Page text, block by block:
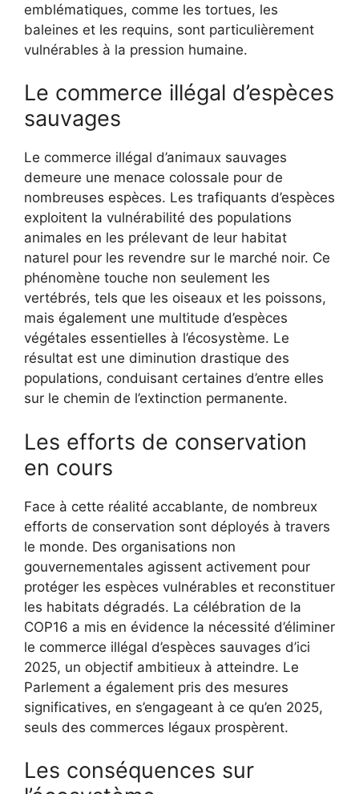
emblématiques, comme les tortues, les
baleines et les requins, sont particulièrement
vulnérables à la pression humaine.
Le commerce illégal d’espèces
sauvages
Le commerce illégal d’animaux sauvages
demeure une menace colossale pour de
nombreuses espèces. Les trafiquants d’espèces
exploitent la vulnérabilité des populations
animales en les prélevant de leur habitat
naturel pour les revendre sur le marché noir. Ce
phénomène touche non seulement les
vertébrés, tels que les oiseaux et les poissons,
mais également une multitude d’espèces
végétales essentielles à l’écosystème. Le
résultat est une diminution drastique des
populations, conduisant certaines d’entre elles
sur le chemin de l’extinction permanente.
Les efforts de conservation
en cours
Face à cette réalité accablante, de nombreux
efforts de conservation sont déployés à travers
le monde. Des organisations non
gouvernementales agissent activement pour
protéger les espèces vulnérables et reconstituer
les habitats dégradés. La célébration de la
COP16 a mis en évidence la nécessité d’éliminer
le commerce illégal d’espèces sauvages d’ici
2025, un objectif ambitieux à atteindre. Le
Parlement a également pris des mesures
significatives, en s’engageant à ce qu’en 2025,
seuls des commerces légaux prospèrent.
Les conséquences sur